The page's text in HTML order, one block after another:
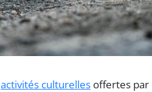
activités culturelles offertes par